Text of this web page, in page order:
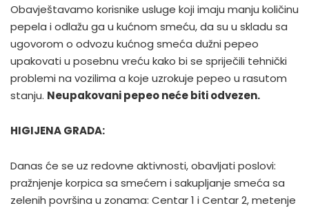
Obavještavamo korisnike usluge koji imaju manju količinu
pepela i odlažu ga u kućnom smeću, da su u skladu sa
ugovorom o odvozu kućnog smeća dužni pepeo
upakovati u posebnu vreću kako bi se spriječili tehnički
problemi na vozilima a koje uzrokuje pepeo u rasutom
stanju. Neupakovani pepeo neće biti odvezen.
HIGIJENA GRADA:
Danas će se uz redovne aktivnosti, obavljati poslovi:
pražnjenje korpica sa smećem i sakupljanje smeća sa
zelenih površina u zonama: Centar 1 i Centar 2, metenje